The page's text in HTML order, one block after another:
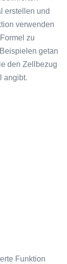
erstellen und
verwenden
zu
getan
den Zellbezug
angibt.
Funktion